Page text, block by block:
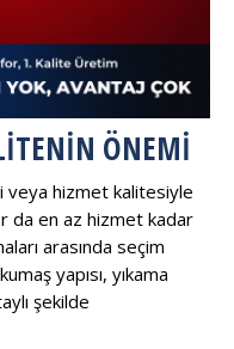
ÖNEMI
veya hizmet kalitesiyle
da en az hizmet kadar
arasında seçim
yapısı, yıkama
şekilde